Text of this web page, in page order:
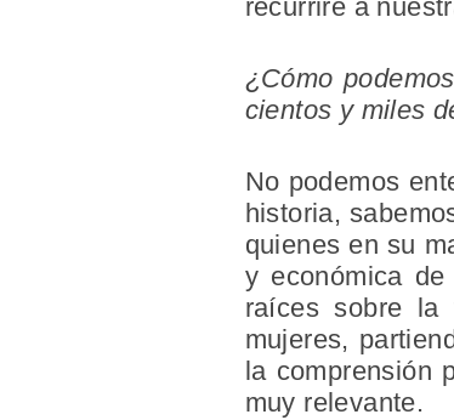
recurriré a
¿Cómo
cientos y miles
No podemos
historia,
quienes en su
y económica
raíces sobre la
mujeres,
la comprensión
muy relevante.